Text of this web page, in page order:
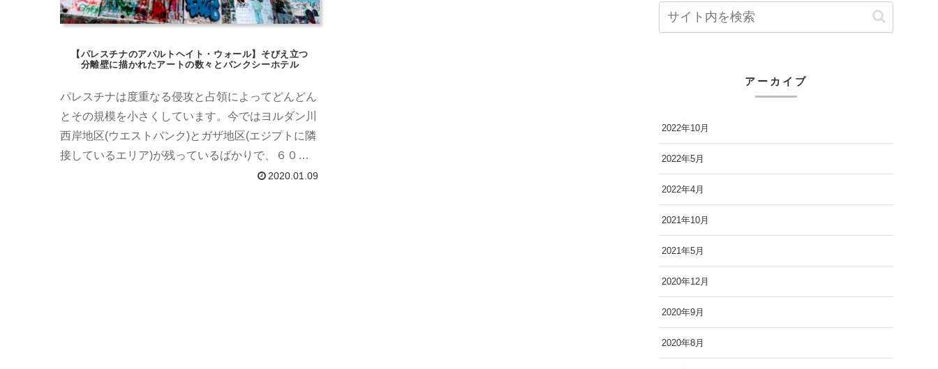
【パレスチナのアパルトヘイト・ウォール】そびえ立つ
分離壁に描かれたアートの数々とバンクシーホテル
パレスチナは度重なる侵攻と占領によってどんどん
とその規模を小さくしています。今ではヨルダン川
西岸地区(ウエストバンク)とガザ地区(エジプトに隣
接しているエリア)が残っているばかりで、６０年
前のパレスチナの面影はほとんどありません。領土
2020.01.09
アーカイブ
2022年10月
2022年5月
2022年4月
2021年10月
2021年5月
2020年12月
2020年9月
2020年8月